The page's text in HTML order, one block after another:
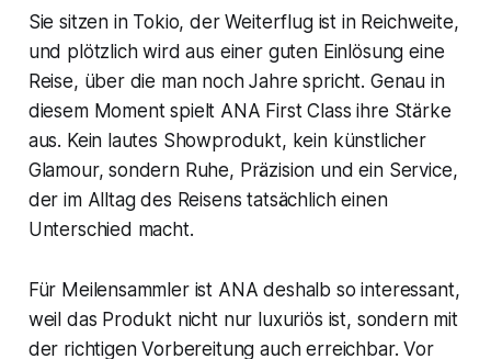
Sie sitzen in Tokio, der Weiterflug ist in Reichweite,
und plötzlich wird aus einer guten Einlösung eine
Reise, über die man noch Jahre spricht. Genau in
diesem Moment spielt ANA First Class ihre Stärke
aus. Kein lautes Showprodukt, kein künstlicher
Glamour, sondern Ruhe, Präzision und ein Service,
der im Alltag des Reisens tatsächlich einen
Unterschied macht.
Für Meilensammler ist ANA deshalb so interessant,
weil das Produkt nicht nur luxuriös ist, sondern mit
der richtigen Vorbereitung auch erreichbar. Vor